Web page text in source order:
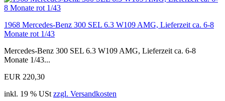
1968 Mercedes-Benz 300 SEL 6.3 W109 AMG, Lieferzeit ca. 6-8
Monate rot 1/43
Mercedes-Benz 300 SEL 6.3 W109 AMG, Lieferzeit ca. 6-8
Monate 1/43...
EUR 220,30
inkl. 19 % USt zzgl. Versandkosten